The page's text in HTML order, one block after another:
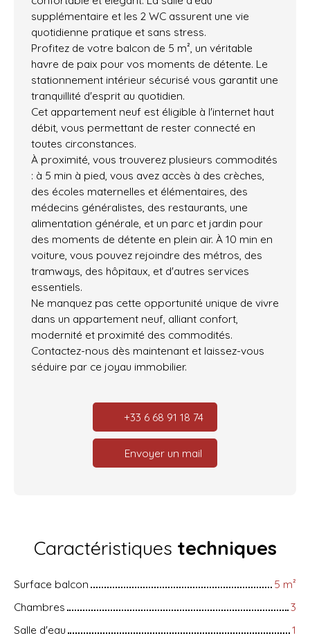
supplémentaire et les 2 WC assurent une vie
quotidienne pratique et sans stress.
Profitez de votre balcon de 5 m², un véritable
havre de paix pour vos moments de détente. Le
stationnement intérieur sécurisé vous garantit une
tranquillité d'esprit au quotidien.
Cet appartement neuf est éligible à l'internet haut
débit, vous permettant de rester connecté en
toutes circonstances.
À proximité, vous trouverez plusieurs commodités
: à 5 min à pied, vous avez accès à des crèches,
des écoles maternelles et élémentaires, des
médecins généralistes, des restaurants, une
alimentation générale, et un parc et jardin pour
des moments de détente en plein air. À 10 min en
voiture, vous pouvez rejoindre des métros, des
tramways, des hôpitaux, et d'autres services
essentiels.
Ne manquez pas cette opportunité unique de vivre
dans un appartement neuf, alliant confort,
modernité et proximité des commodités.
Contactez-nous dès maintenant et laissez-vous
séduire par ce joyau immobilier.
+33 6 68 91 18 74
Envoyer un mail
Caractéristiques techniques
Surface balcon 5 m²
Chambres
3
Salle d'eau
1